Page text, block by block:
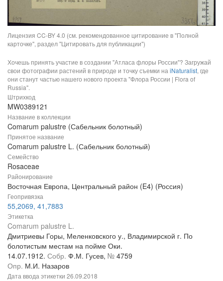
Лицензия CC-BY 4.0 (см. рекомендованное цитирование в "Полной
карточке", раздел "Цитировать для публикации")
Хочешь принять участие в создании "Атласа флоры России"? Загружай
свои фотографии растений в природе и точку съемки на iNaturalist, где
они станут частью нашего нового проекта "Флора России | Flora of
Russia".
Штрихкод
MW0389121
Название в коллекции
Comarum palustre (Сабельник болотный)
Принятое название
Comarum palustre L. (Сабельник болотный)
Семейство
Rosaceae
Районирование
Восточная Европа, Центральный район (E4) (Россия)
Геопривязка
55,2069, 41,7883
Этикетка
Comarum palustre L.
Дмитриевы Горы, Меленковского у., Владимирской г. По
болотистым местам на пойме Оки.
14.07.1912. Собр. Ф.М. Гусев, № 4759
Опр. М.И. Назаров
Дата ввода этикетки 26.09.2018